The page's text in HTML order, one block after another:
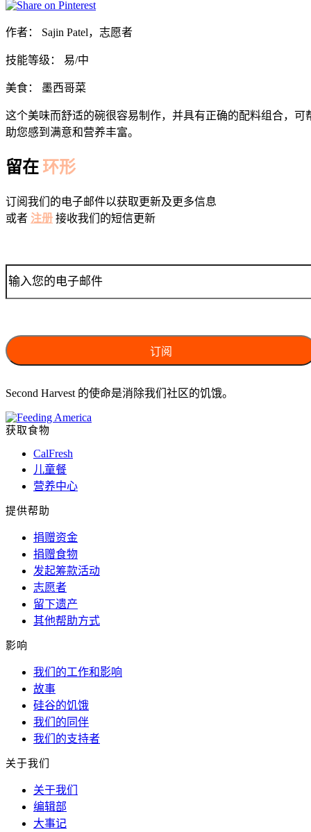
作者： Sajin Patel，志愿者
技能等级： 易/中
美食： 墨西哥菜
这个美味而舒适的碗很容易制作，并具有正确的配料组合，可
助您感到满意和营养丰富。
留在 环形
订阅我们的电子邮件以获取更新及更多信息
或者 注册 接收我们的短信更新
Second Harvest 的使命是消除我们社区的饥饿。
获取食物
CalFresh
儿童餐
营养中心
提供帮助
捐赠资金
捐赠食物
发起筹款活动
志愿者
留下遗产
其他帮助方式
影响
我们的工作和影响
故事
硅谷的饥饿
我们的同伴
我们的支持者
关于我们
关于我们
编辑部
大事记